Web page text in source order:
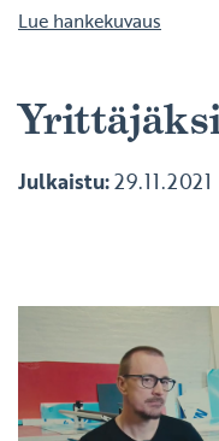
Lue hankekuvaus
Julkaistu:29.11.2021